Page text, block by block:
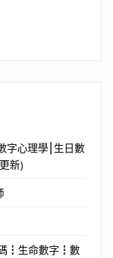
字心理學⎮生日數
新)
┇生命數字┇數